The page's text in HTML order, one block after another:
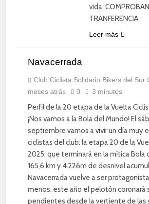
vida.
TRANFERENCIA
Leer más
CICLISMO
CARRETERA
DIVERSIÓN
Navacerrada
Club Ciclista Solidario Bikers del Sur
meses atrás
0 3 minutos
Perfil de la 20 etapa de la Vuelta
¡Nos vamos a la Bola del Mundo! El
septiembre vamos a vivir un día muy
ciclistas del club: la etapa 20 de la
2025, que terminará en la mítica Bola
165,6 km y 4.226m de desnivel
Navacerrada vuelve a ser
menos: este año el pelotón coronará
pendientes desde la vertiente de las